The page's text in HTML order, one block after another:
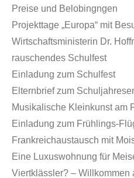
Preise und Belobingngen
Projekttage „Europa“ mit
Wirtschaftsministerin Dr.
rauschendes Schulfest
Einladung zum Schulfest
Elternbrief zum
Musikalische Kleinkunst am
Einladung zum Frühlings-
Frankreichaustausch mit
Eine Luxuswohnung für
Viertklässler? – Willkommen